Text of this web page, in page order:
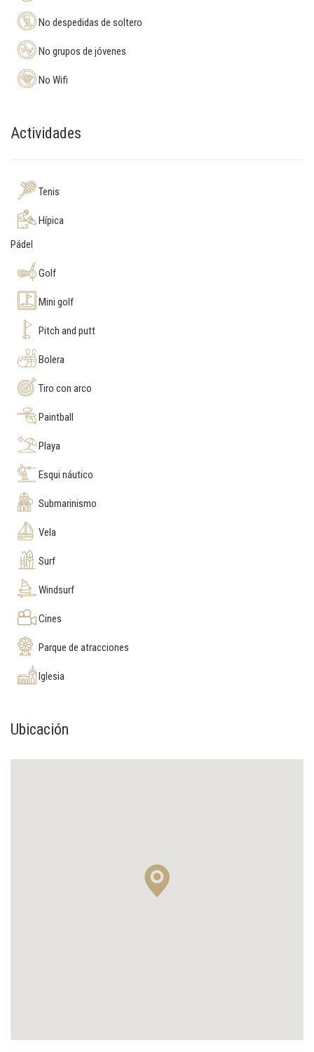
No despedidas de soltero
No grupos de jóvenes
No Wifi
Actividades
Tenis
Hípica
Pádel
Golf
Mini golf
Pitch and putt
Bolera
Tiro con arco
Paintball
Playa
Esqui náutico
Submarinismo
Vela
Surf
Windsurf
Cines
Parque de atracciones
Iglesia
Ubicación